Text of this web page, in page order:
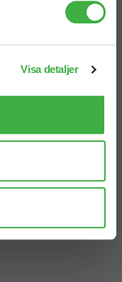
Visa detaljer